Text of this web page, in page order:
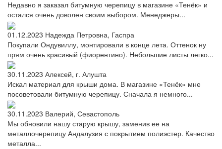
Недавно я заказал битумную черепицу в магазине «Тенёк» и
остался очень доволен своим выбором. Менеджеры...
01.12.2023 Надежда Петровна, Гаспра
Покупали Ондувиллу, монтировали в конце лета. Оттенок ну
прям очень красивый (фиорентино). Небольшие листы легко...
30.11.2023 Алексей, г. Алушта
Искал материал для крыши дома. В магазине «Тенёк» мне
посоветовали битумную черепицу. Сначала я немного...
30.11.2023 Валерий, Севастополь
Мы обновили нашу старую крышу, заменив ее на
металлочерепицу Андалузия с покрытием полиэстер. Качество
металла...